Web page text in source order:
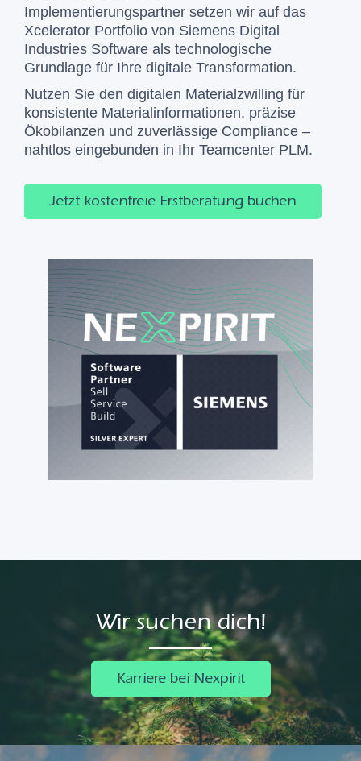
Implementierungspartner setzen wir auf das
Xcelerator Portfolio von Siemens Digital
Industries Software als technologische
Grundlage für Ihre digitale Transformation.
Nutzen Sie den digitalen Materialzwilling für
konsistente Materialinformationen, präzise
Ökobilanzen und zuverlässige Compliance –
nahtlos eingebunden in Ihr Teamcenter PLM.
Jetzt kostenfreie Erstberatung buchen
Wir suchen dich!
Karriere bei Nexpirit